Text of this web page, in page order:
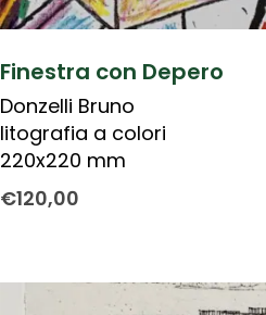
Finestra con Depero
Donzelli Bruno
litografia a colori
220x220 mm
€120,00